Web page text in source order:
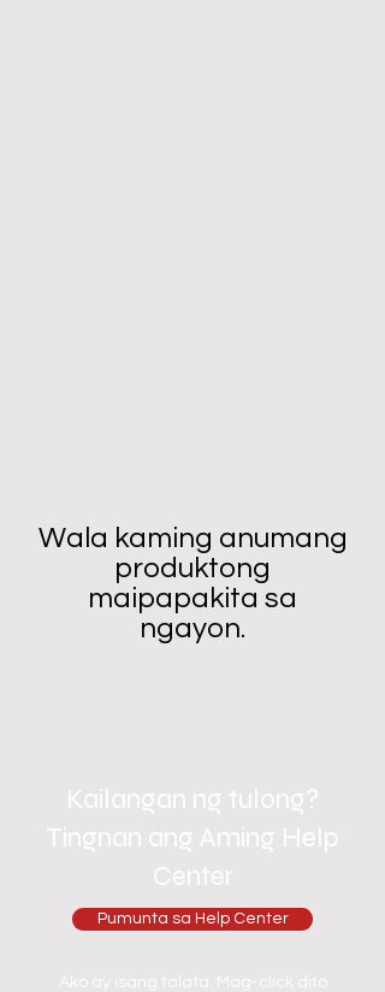
Wala kaming anumang
produktong
maipapakita sa
ngayon.
Kailangan ng tulong?
Tingnan ang Aming Help
Center
Pumunta sa Help Center
Ako ay isang talata. Mag-click dito